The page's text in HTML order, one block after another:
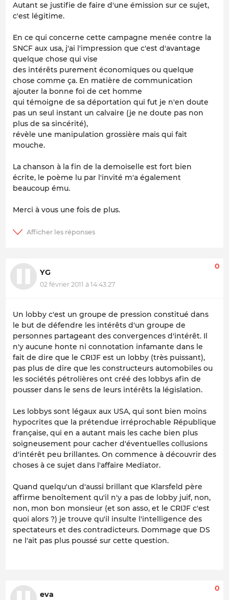
Autant se justifie de faire d'une émission sur ce sujet,
c'est légitime.
En ce qui concerne cette campagne menée contre la
SNCF aux usa, j'ai l'impression que c'est d'avantage
quelque chose qui vise
des intérêts purement économiques ou quelque
chose comme ça. En matière de communication
ajouter la bonne foi de cet homme
qui témoigne de sa déportation qui fut je n'en doute
pas un seul instant un calvaire (je ne doute pas non
plus de sa sincérité),
révèle une manipulation grossière mais qui fait
mouche.
La chanson à la fin de la demoiselle est fort bien
écrite, le poème lu par l'invité m'a également
beaucoup ému.
Merci à vous une fois de plus.
YG
02 février 2011 à 14:43:27
0
Un lobby c'est un groupe de pression constitué dans
le but de défendre les intérêts d'un groupe de
personnes partageant des convergences d'intérêt. Il
n'y aucune honte ni connotation infamante dans le
fait de dire que le CRIJF est un lobby (très puissant),
pas plus de dire que les constructeurs automobiles ou
les sociétés pétrolières ont créé des lobbys afin de
pousser dans le sens de leurs intérêts la législation.
Les lobbys sont légaux aux USA, qui sont bien moins
hypocrites que la prétendue irréprochable République
française, qui en a autant mais les cache bien plus
soigneusement pour cacher d'éventuelles collusions
d'intérêt peu brillantes. On commence à découvrir des
choses à ce sujet dans l'affaire Mediator.
Quand quelqu'un d'aussi brillant que Klarsfeld père
affirme benoîtement qu'il n'y a pas de lobby juif, non,
non, mon bon monsieur (et son asso, et le CRIJF c'est
quoi alors ?) je trouve qu'il insulte l'intelligence des
spectateurs et des contradicteurs. Dommage que DS
ne l'ait pas plus poussé sur cette question.
eva
0